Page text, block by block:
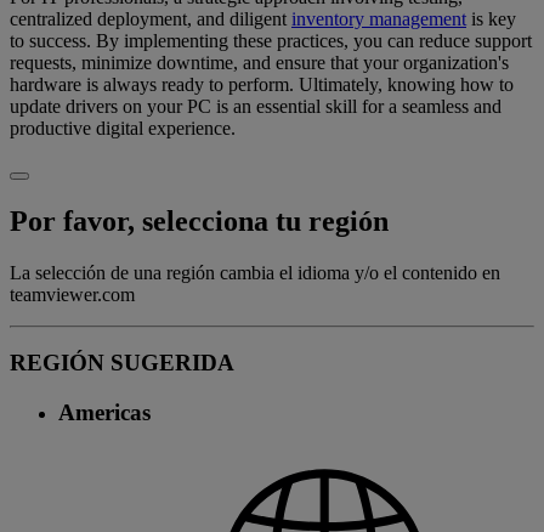
centralized deployment, and diligent inventory management is key
to success. By implementing these practices, you can reduce support
requests, minimize downtime, and ensure that your organization's
hardware is always ready to perform. Ultimately, knowing how to
update drivers on your PC is an essential skill for a seamless and
productive digital experience.
Por favor, selecciona tu región
La selección de una región cambia el idioma y/o el contenido en
teamviewer.com
REGIÓN SUGERIDA
Americas